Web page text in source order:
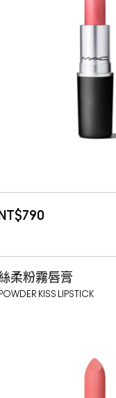
61 MISCHIEF
62 BODACIOUS
69 SOPHISTRY
71 GRACIOUS 短
NT$790
BOMBSHELL
柔粉霧唇膏
POWDER KISS LIPSTICK